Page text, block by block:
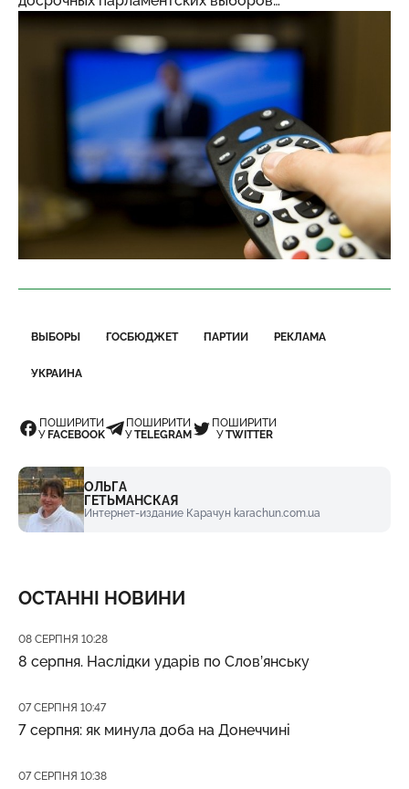
ВЫБОРЫ ГОСБЮДЖЕТ ПАРТИИ РЕКЛАМА
УКРАИНА
ПОШИРИТИ
У FACEBOOK
ПОШИРИТИ
УTELEGRAM
ПОШИРИТИ
УTWITTER
ОЛЬГА
ГЕТЬМАНСКАЯ
Интернет-издание Карачун karachun.com.ua
ОСТАННІ НОВИНИ
Дата публікації
08 СЕРПНЯ 10:28
8 серпня. Наслідки ударів по Слов’янську
Дата публікації
07 СЕРПНЯ 10:47
7 серпня: як минула доба на Донеччині
Дата публікації
07 СЕРПНЯ 10:38